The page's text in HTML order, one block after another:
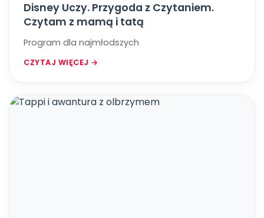
Disney Uczy. Przygoda z Czytaniem.
Czytam z mamą i tatą
Program dla najmłodszych
CZYTAJ WIĘCEJ →